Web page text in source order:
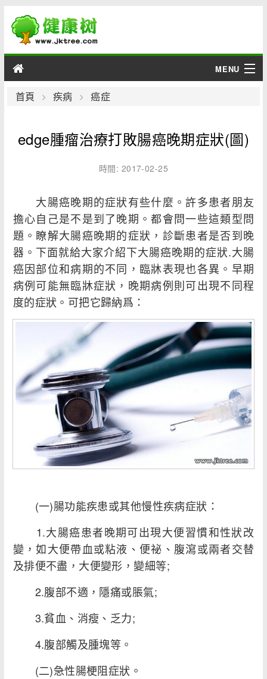
MENU
男性
綜合
疾病
首頁 疾病 癌症
edge腫瘤治療打敗腸癌晚期症狀(圖)
時間: 2017-02-25
大腸癌晚期的症狀有些什麼。許多患者朋友
擔心自己是不是到了晚期。都會問一些這類型問
題。瞭解大腸癌晚期的症狀，診斷患者是否到晚
器。下面就給大家介紹下大腸癌晚期的症狀.大腸
癌因部位和病期的不同，臨牀表現也各異。早期
病例可能無臨牀症狀，晚期病例則可出現不同程
度的症狀。可把它歸納爲：
(一)腸功能疾患或其他慢性疾病症狀：
1.大腸癌患者晚期可出現大便習慣和性狀改
變，如大便帶血或粘液、便祕、腹瀉或兩者交替
及排便不盡，大便變形，變細等;
2.腹部不適，隱痛或脹氣;
3.貧血、消瘦、乏力;
4.腹部觸及腫塊等。
(二)急性腸梗阻症狀。